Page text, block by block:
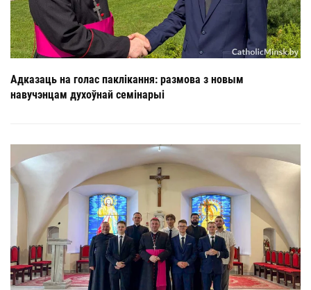
Адказаць на голас паклікання: размова з новым
навучэнцам духоўнай семінарыі